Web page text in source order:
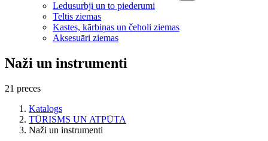
Ledusurbji un to piederumi
Teltis ziemas
Kastes, kārbiņas un čeholi ziemas
Aksesuāri ziemas
Naži un instrumenti
21 preces
Katalogs
TŪRISMS UN ATPŪTA
Naži un instrumenti